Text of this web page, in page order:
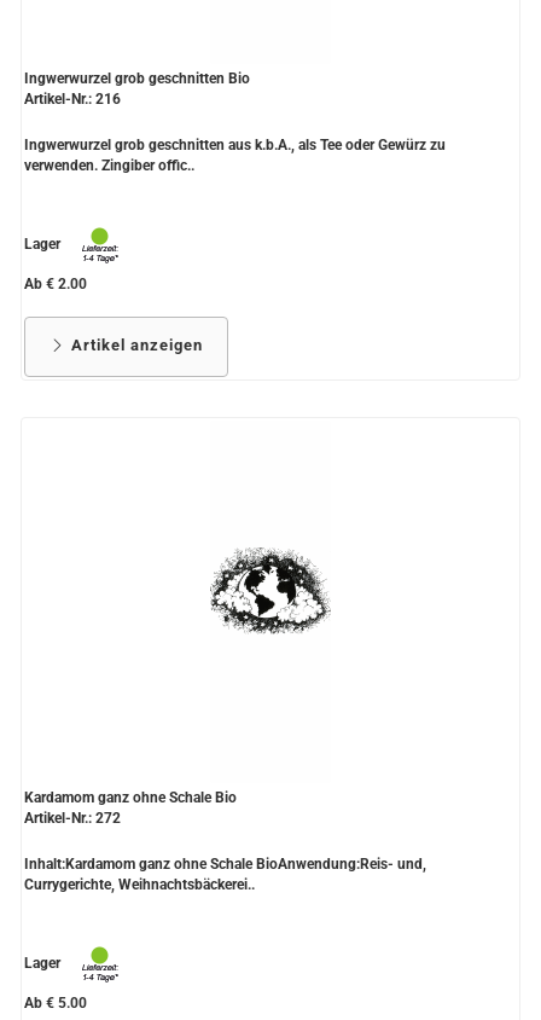
Ingwerwurzel grob geschnitten Bio
Artikel-Nr.: 216
Ingwerwurzel grob geschnitten aus k.b.A., als Tee oder Gewürz zu
verwenden. Zingiber offic..
Lager
Ab € 2.00
Artikel anzeigen
Kardamom ganz ohne Schale Bio
Artikel-Nr.: 272
Inhalt:Kardamom ganz ohne Schale BioAnwendung:Reis- und,
Currygerichte, Weihnachtsbäckerei..
Lager
Ab € 5.00